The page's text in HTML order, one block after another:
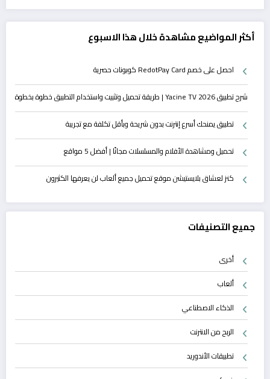
أكثر المواضيع مشاهدة خلال هذا الاسبوع
احصل على خصم RedotPay Card كوبونات حصرية
شرح تطبيق Yacine TV 2026 | طريقة تحميل وتثبيت واستخدام التطبيق خطوة بخطوة
تطبيق يمنحك أسرع إنترنت بدون شريحة وبأقل تكلفة مع تجريبة
تحميل ومشاهدة الأفلام والمسلسلات مجانًا | أفضل 5 مواقع
كنز لعشاق بلايستيشن موقع تحميل جميع ألعاب لن يعرفها الكثيرون
جميع التصنيفات
أخرى
ألعاب
الذكاء الاصطناعي
الربح من الانترنت
تطبيقات الأندوريد